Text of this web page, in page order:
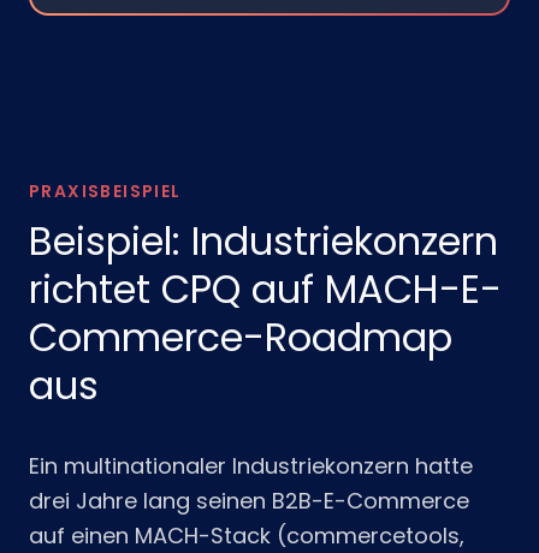
PRAXISBEISPIEL
Beispiel: Industriekonzern
richtet CPQ auf MACH-E-
Commerce-Roadmap
aus
Ein multinationaler Industriekonzern hatte
drei Jahre lang seinen B2B-E-Commerce
auf einen MACH-Stack (commercetools,